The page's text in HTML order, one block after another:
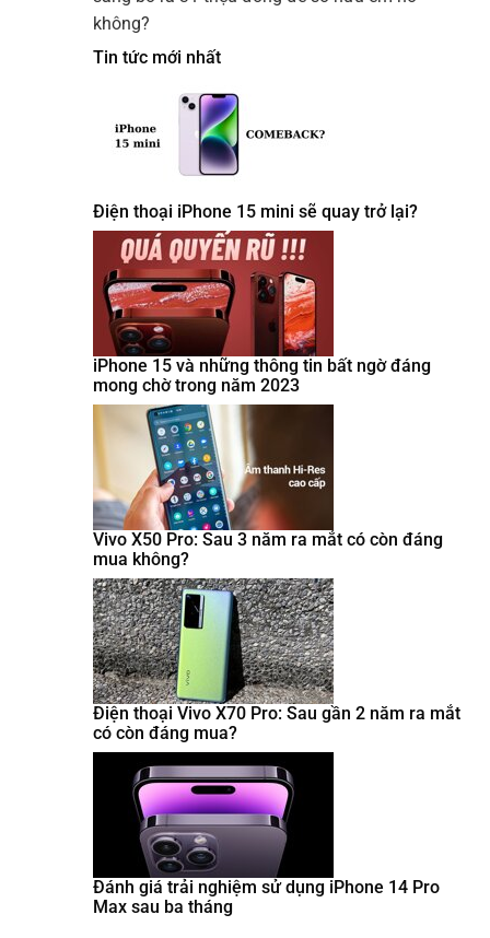
không?
Tin tức mới nhất
Điện thoại iPhone 15 mini sẽ quay trở lại?
iPhone 15 và những thông tin bất ngờ đáng
mong chờ trong năm 2023
Vivo X50 Pro: Sau 3 năm ra mắt có còn đáng
mua không?
Điện thoại Vivo X70 Pro: Sau gần 2 năm ra mắt
có còn đáng mua?
Đánh giá trải nghiệm sử dụng iPhone 14 Pro
Max sau ba tháng